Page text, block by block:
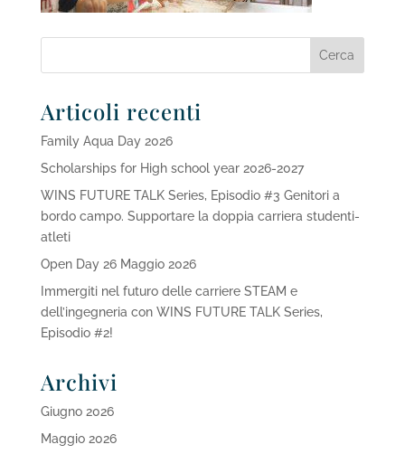
Articoli recenti
Family Aqua Day 2026
Scholarships for High school year 2026-2027
WINS FUTURE TALK Series, Episodio #3 Genitori a
bordo campo. Supportare la doppia carriera studenti-
atleti
Open Day 26 Maggio 2026
Immergiti nel futuro delle carriere STEAM e
dell’ingegneria con WINS FUTURE TALK Series,
Episodio #2!
Archivi
Giugno 2026
Maggio 2026